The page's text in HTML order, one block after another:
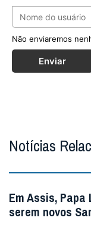
Não enviaremos
Enviar
Notícias
Em Assis,
serem novos